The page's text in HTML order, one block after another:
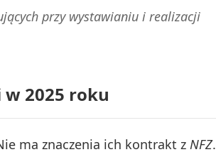
przy wystawianiu i realizacji
2025 roku
ma znaczenia ich kontrakt z NFZ.